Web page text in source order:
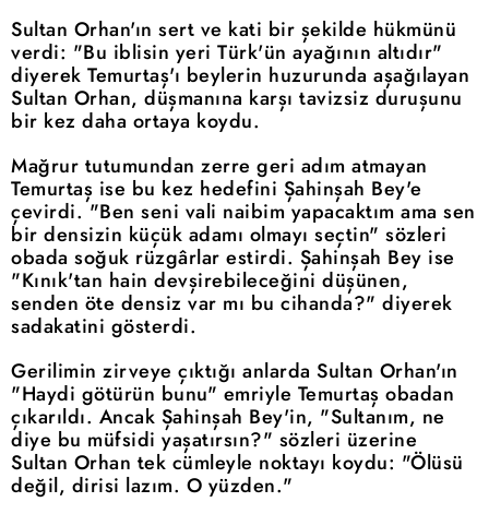
Sultan Orhan'ın sert ve kati bir şekilde hükmünü
verdi: "Bu iblisin yeri Türk'ün ayağının altıdır"
diyerek Temurtaş'ı beylerin huzurunda aşağılayan
Sultan Orhan, düşmanına karşı tavizsiz duruşunu
bir kez daha ortaya koydu.
Mağrur tutumundan zerre geri adım atmayan
Temurtaş ise bu kez hedefini Şahinşah Bey'e
çevirdi. "Ben seni vali naibim yapacaktım ama sen
bir densizin küçük adamı olmayı seçtin" sözleri
obada soğuk rüzgârlar estirdi. Şahinşah Bey ise
"Kınık'tan hain devşirebileceğini düşünen,
senden öte densiz var mı bu cihanda?" diyerek
sadakatini gösterdi.
Gerilimin zirveye çıktığı anlarda Sultan Orhan'ın
"Haydi götürün bunu" emriyle Temurtaş obadan
çıkarıldı. Ancak Şahinşah Bey'in, "Sultanım, ne
diye bu müfsidi yaşatırsın?" sözleri üzerine
Sultan Orhan tek cümleyle noktayı koydu: "Ölüsü
değil, dirisi lazım. O yüzden."